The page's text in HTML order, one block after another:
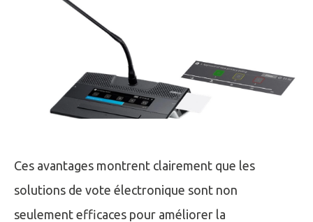
Ces avantages montrent clairement que les
solutions de vote électronique sont non
seulement efficaces pour améliorer la